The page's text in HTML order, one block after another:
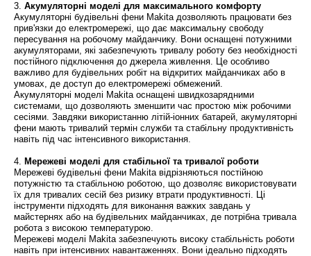
3. Акумуляторні моделі для максимального комфорту
Акумуляторні будівельні фени Makita дозволяють працювати без
прив'язки до електромережі, що дає максимальну свободу
пересування на робочому майданчику. Вони оснащені потужними
акумуляторами, які забезпечують тривалу роботу без необхідності
постійного підключення до джерела живлення. Це особливо
важливо для будівельних робіт на відкритих майданчиках або в
умовах, де доступ до електромережі обмежений.
Акумуляторні моделі Makita оснащені швидкозарядними
системами, що дозволяють зменшити час простою між робочими
сесіями. Завдяки використанню літій-іонних батарей, акумуляторні
фени мають тривалий термін служби та стабільну продуктивність
навіть під час інтенсивного використання.
4. Мережеві моделі для стабільної та тривалої роботи
Мережеві будівельні фени Makita відрізняються постійною
потужністю та стабільною роботою, що дозволяє використовувати
їх для тривалих сесій без ризику втрати продуктивності. Ці
інструменти підходять для виконання важких завдань у
майстернях або на будівельних майданчиках, де потрібна тривала
робота з високою температурою.
Мережеві моделі Makita забезпечують високу стабільність роботи
навіть при інтенсивних навантаженнях. Вони ідеально підходять